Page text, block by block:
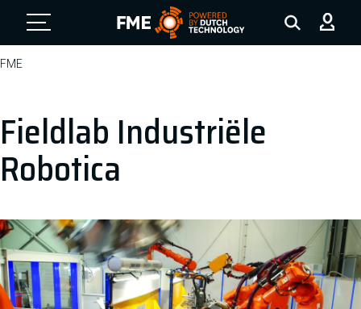
FME Logo, to the homepage
FME
Fieldlab Industriële
Robotica